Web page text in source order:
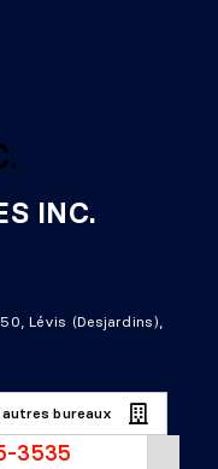
INC.
Lévis (Desjardins),
bureaux
3535